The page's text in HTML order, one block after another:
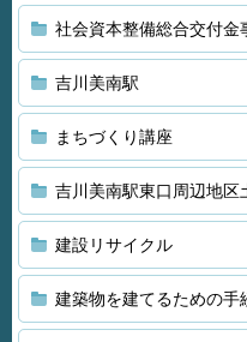
社会資本整備総合交付金
吉川美南駅
まちづくり講座
吉川美南駅東口周辺地区
建設リサイクル
建築物を建てるための手